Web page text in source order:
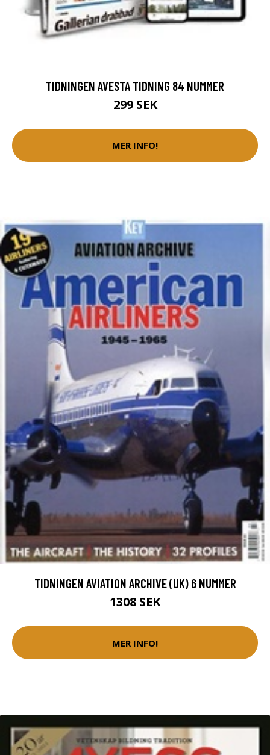
TIDNINGEN AVESTA TIDNING 84 NUMMER
299 SEK
MER INFO!
TIDNINGEN AVIATION ARCHIVE (UK) 6 NUMMER
1308 SEK
MER INFO!